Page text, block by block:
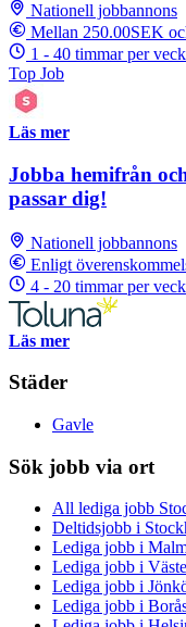
Nationell jobbannons
Mellan 250.00SEK
1 - 40 timmar per
Top Job
Läs mer
Jobba hemifrån
passar dig!
Nationell jobbannons
Enligt
4 - 20 timmar per
Läs mer
Städer
Gavle
Sök jobb via ort
All lediga jobb
Deltidsjobb i
Lediga jobb i
Lediga jobb i
Lediga jobb i
Lediga jobb i